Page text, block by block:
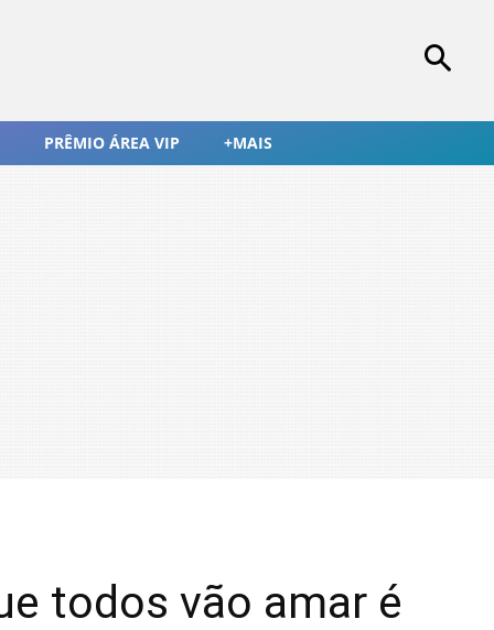
PRÊMIO ÁREA VIP +MAIS
todos vão amar é